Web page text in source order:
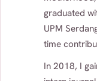
graduated
UPM
time
In 2018, I